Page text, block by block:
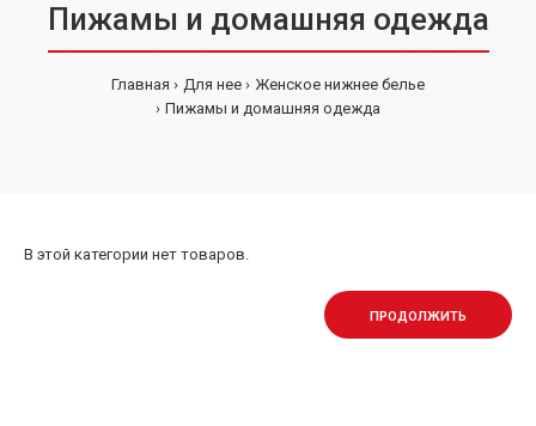
Пижамы и домашняя одежда
Главная Для нее
Женское нижнее белье
Пижамы и домашняя одежда
В этой категории нет товаров.
ПРОДОЛЖИТЬ